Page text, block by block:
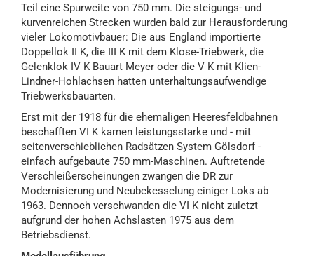
Teil eine Spurweite von 750 mm. Die steigungs- und
kurvenreichen Strecken wurden bald zur Herausforderung
vieler Lokomotivbauer: Die aus England importierte
Doppellok II K, die III K mit dem Klose-Triebwerk, die
Gelenklok IV K Bauart Meyer oder die V K mit Klien-
Lindner-Hohlachsen hatten unterhaltungsaufwendige
Triebwerksbauarten.
Erst mit der 1918 für die ehemaligen Heeresfeldbahnen
beschafften VI K kamen leistungsstarke und - mit
seitenverschieblichen Radsätzen System Gölsdorf -
einfach aufgebaute 750 mm-Maschinen. Auftretende
Verschleißerscheinungen zwangen die DR zur
Modernisierung und Neubekesselung einiger Loks ab
1963. Dennoch verschwanden die VI K nicht zuletzt
aufgrund der hohen Achslasten 1975 aus dem
Betriebsdienst.